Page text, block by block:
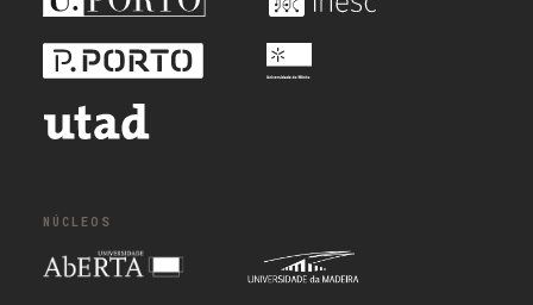
NÚCLEOS